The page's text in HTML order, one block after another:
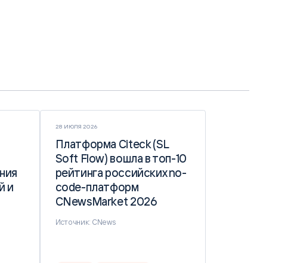
и
и
28 ИЮЛЯ 2026
Платформа Citeck (SL
Soft Flow) вошла в топ-10
рейтинга российских no-
code-платформ
CNewsMarket 2026
Платформа Citeck (SL
Soft Flow) вошла в топ-10
рейтинга российских no-
code-платформ
CNewsMarket 2026
Источник: CNews